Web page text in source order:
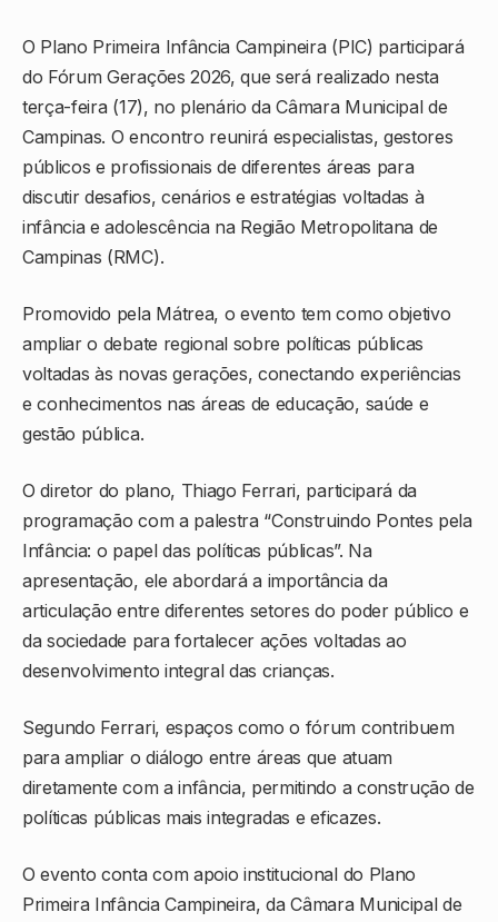
O Plano Primeira Infância Campineira (PIC) participará
do Fórum Gerações 2026, que será realizado nesta
terça-feira (17), no plenário da Câmara Municipal de
Campinas. O encontro reunirá especialistas, gestores
públicos e profissionais de diferentes áreas para
discutir desafios, cenários e estratégias voltadas à
infância e adolescência na Região Metropolitana de
Campinas (RMC).
Promovido pela Mátrea, o evento tem como objetivo
ampliar o debate regional sobre políticas públicas
voltadas às novas gerações, conectando experiências
e conhecimentos nas áreas de educação, saúde e
gestão pública.
O diretor do plano, Thiago Ferrari, participará da
programação com a palestra “Construindo Pontes pela
Infância: o papel das políticas públicas”. Na
apresentação, ele abordará a importância da
articulação entre diferentes setores do poder público e
da sociedade para fortalecer ações voltadas ao
desenvolvimento integral das crianças.
Segundo Ferrari, espaços como o fórum contribuem
para ampliar o diálogo entre áreas que atuam
diretamente com a infância, permitindo a construção de
políticas públicas mais integradas e eficazes.
O evento conta com apoio institucional do Plano
Primeira Infância Campineira, da Câmara Municipal de